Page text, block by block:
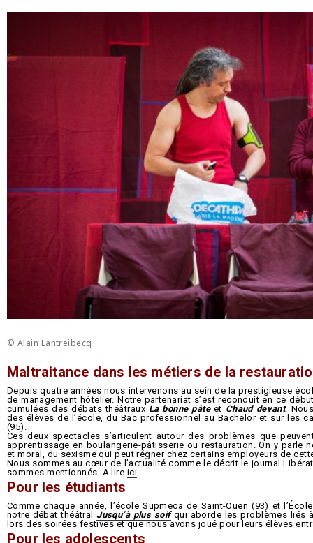
© Alain Lantreibecq
Maltraitance dans les métiers de la
Depuis quatre années nous intervenons au sein de la prestigieuse
de management hôtelier. Notre partenariat s’est reconduit en ce
cumulées des débats théâtraux La bonne pâteet Chaud devant.
des élèves de l’école, du Bac professionnel au Bachelor et sur les
(95).
Ces deux spectacles s’articulent autour des problèmes que
apprentissage en boulangerie-pâtisserie ou restauration. On y parle
et moral, du sexisme qui peut régner chez certains employeurs de
Nous sommes au cœur de l’actualité comme le décrit le journal
sommes mentionnés. À lire ici
Pour les étudiants
Comme chaque année, l’école Supmeca de Saint-Ouen (93) et
notre débat théâtralJusqu’à plus soifqui aborde les problèmes liés
lors des soirées festives et que nous avons joué pour leurs élèves
Pour les adolescents